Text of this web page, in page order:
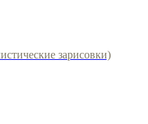
зарисовки)